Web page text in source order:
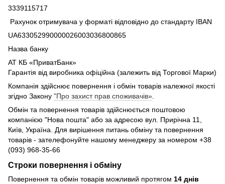
3339115717
Рахунок отримувача у форматі відповідно до стандарту IBAN
UA633052990000026003036800865
Назва банку
АТ КБ «ПриватБанк»
Гарантія від виробника офіційна (залежить від Торгової Марки)
Компанія здійснює повернення і обмін товарів належної якості
згідно Закону "Про захист прав споживачів»
Обмін та повернення товарів здійснюється поштовою
компанією "Нова пошта" або за адресою вул. Прирічна 11,
Київ, Україна. Для вирішення питань обміну та повернення
товарів - зателефонуйте нашому менеджеру за номером +38
(093) 968-35-66
Строки повернення і обміну
Повернення та обмін товарів можливий протягом 14 днів